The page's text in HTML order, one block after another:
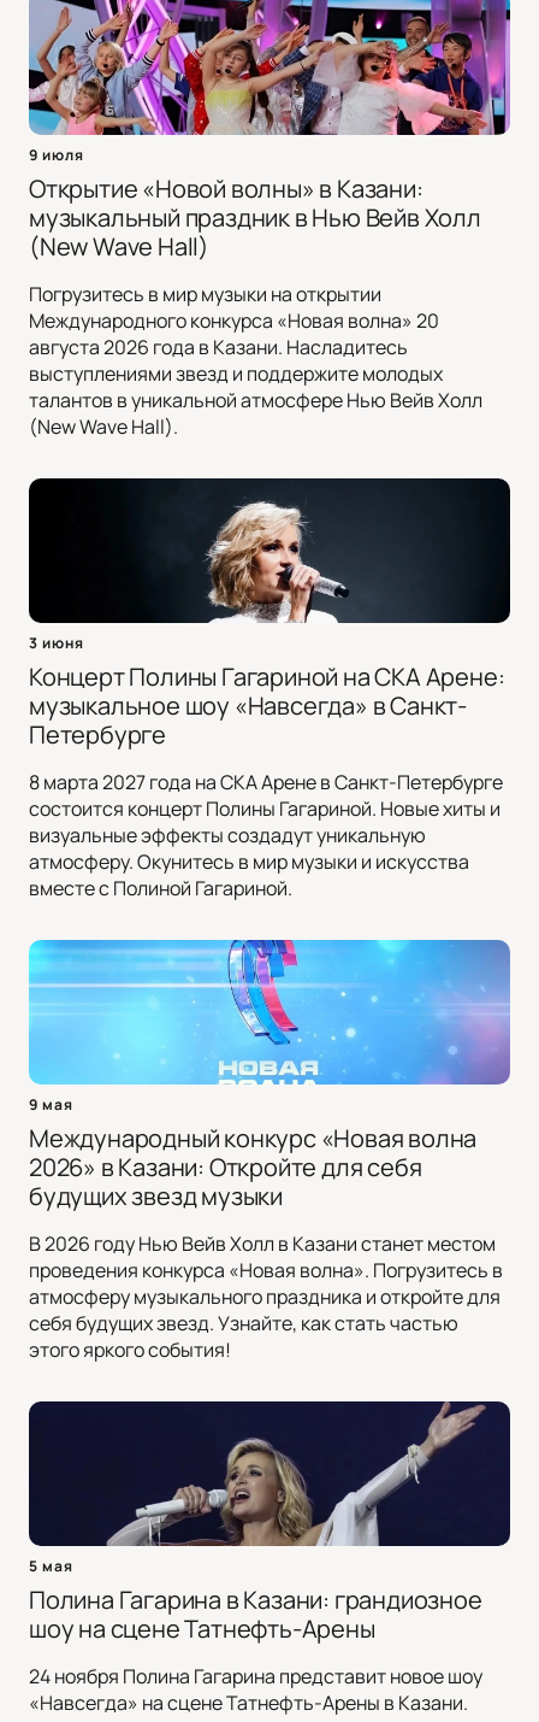
9 июля
Открытие «Новой волны» в Казани:
музыкальный праздник в Нью Вейв Холл
(New Wave Hall)
Погрузитесь в мир музыки на открытии
Международного конкурса «Новая волна» 20
августа 2026 года в Казани. Насладитесь
выступлениями звезд и поддержите молодых
талантов в уникальной атмосфере Нью Вейв Холл
(New Wave Hall).
3 июня
Концерт Полины Гагариной на СКА Арене:
музыкальное шоу «Навсегда» в Санкт-
Петербурге
8 марта 2027 года на СКА Арене в Санкт-Петербурге
состоится концерт Полины Гагариной. Новые хиты и
визуальные эффекты создадут уникальную
атмосферу. Окунитесь в мир музыки и искусства
вместе с Полиной Гагариной.
9 мая
Международный конкурс «Новая волна
2026» в Казани: Откройте для себя
будущих звезд музыки
В 2026 году Нью Вейв Холл в Казани станет местом
проведения конкурса «Новая волна». Погрузитесь в
атмосферу музыкального праздника и откройте для
себя будущих звезд. Узнайте, как стать частью
этого яркого события!
5 мая
Полина Гагарина в Казани: грандиозное
шоу на сцене Татнефть-Арены
24 ноября Полина Гагарина представит новое шоу
«Навсегда» на сцене Татнефть-Арены в Казани.